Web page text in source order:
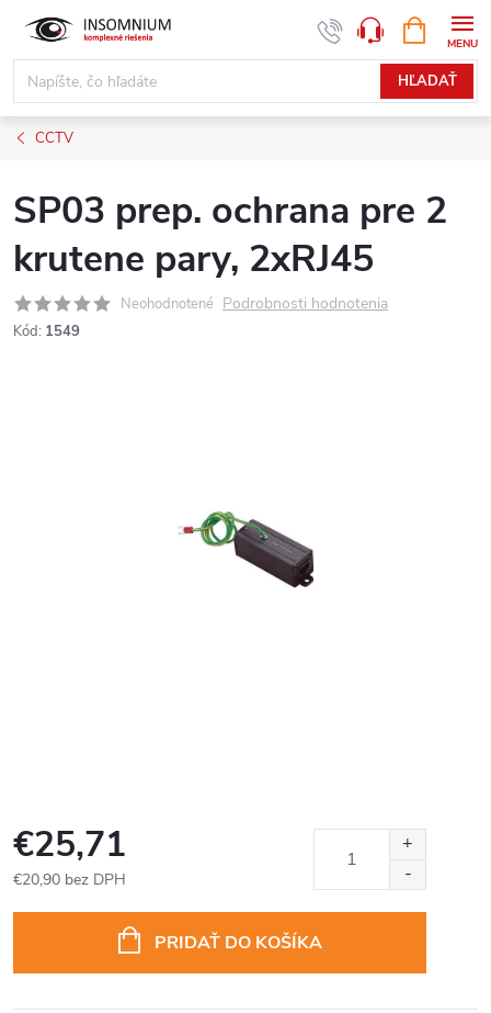
obsah
HĽADAŤ
KOŠÍK
CCTV
SP03 prep. ochrana pre 2
krutene pary, 2xRJ45
Neohodnotené Podrobnosti hodnotenia
Kód: 1549
€25,71
€20,90 bez DPH
PRIDAŤ DO KOŠÍKA
www.insomnium.sk - Chat